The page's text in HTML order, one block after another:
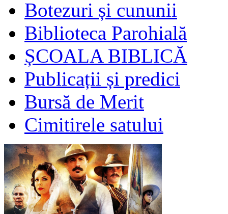
Botezuri și cununii
Biblioteca Parohială
ȘCOALA BIBLICĂ
Publicații și predici
Bursă de Merit
Cimitirele satului